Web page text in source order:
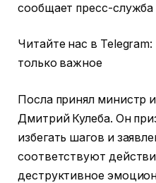
сообщает пресс-
Читайте нас в
только важное
Посла принял министр
Дмитрий Кулеба. Он
избегать шагов и
соответствуют
деструктивное